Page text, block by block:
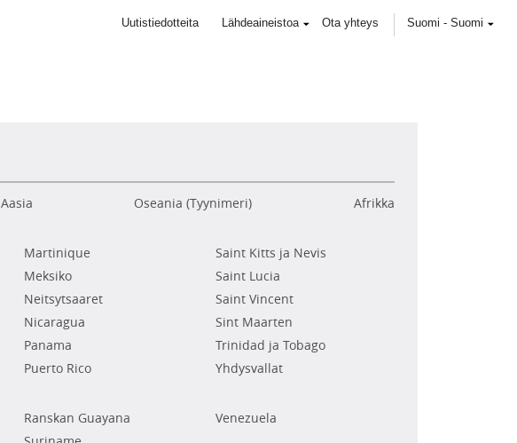
Uutistiedotteita Lähdeaineistoa Ota yhteys Suomi - Suomi
Aasia Oseania (Tyynimeri) Afrikka
Martinique
Meksiko
Neitsytsaaret
Nicaragua
Panama
Puerto Rico
Saint Kitts ja Nevis
Saint Lucia
Saint Vincent
Sint Maarten
Trinidad ja Tobago
Yhdysvallat
Ranskan Guayana
Venezuela